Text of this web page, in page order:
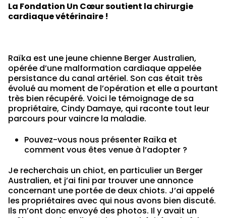
La Fondation Un Cœur soutient la chirurgie
cardiaque vétérinaire !
Raïka est une jeune chienne Berger Australien,
opérée d’une malformation cardiaque appelée
persistance du canal artériel. Son cas était très
évolué au moment de l’opération et elle a pourtant
très bien récupéré. Voici le témoignage de sa
propriétaire, Cindy Damaye, qui raconte tout leur
parcours pour vaincre la maladie.
Pouvez-vous nous présenter Raïka et
comment vous êtes venue à l’adopter ?
Je recherchais un chiot, en particulier un Berger
Australien, et j’ai fini par trouver une annonce
concernant une portée de deux chiots. J’ai appelé
les propriétaires avec qui nous avons bien discuté.
Ils m’ont donc envoyé des photos. Il y avait un